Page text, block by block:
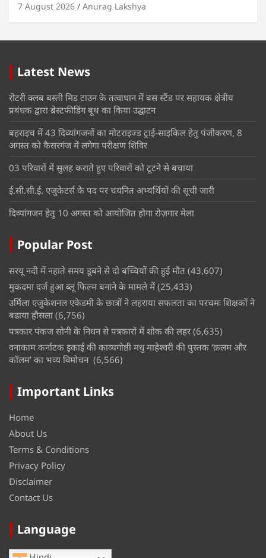
7 August 2026 Anurag Lakshya
Latest News
रोटरी क्लब बस्ती मिड टाउन के तत्वाधान में बस स्टैंड पर सहायक क्षेत्रीय
प्रबंधक द्वारा ब्रेस्टफीडिंग बूथ का किया उद्घाटन
बहराइच में 43 दिव्यांगजनों का मोटराइज्ड ट्राई-साइकिल हेतु पंजीकरण, 8
अगस्त को कैसरगंज में लगेगा परीक्षण शिविर
03 परिवारों में सुलह कराते हुए परिवारों को टूटने से बचाया
ई.सी.सी.ई. एजुकेटर्स के पद पर चयनित अभ्यर्थियों की सूची जारी
दिव्यांगजन हेतु 10 अगस्त को आयोजित होगा रोज़गार मेला
Popular Post
सरयू नदी में नहाते समय डूबने से दो बच्चियों की हुई मौत (43,607)
मुकदमा दर्ज हुआ ब्लू फिल्म बनाने के मामले में (25,433)
उर्मिला एजुकेशनल एकेडमी के छात्रों ने लहराया सफलता का परचमः शिक्षकों ने
बढाया हौसला (6,756)
पत्रकार पंकज सोनी के निधन से पत्रकारों में शोक की लहर (6,635)
वनाकाम कर्नाटक इकाई की काव्यगोष्ठी मधु माहेश्वरी की पुस्तक ‘क़लम और
कॉलम’ का भव्य विमोचन (6,566)
Important Links
Home
About Us
Terms & Conditions
Privacy Policy
Disclaimer
Contact Us
Language